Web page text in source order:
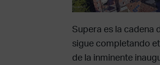
Supera es la cadena
sigue completando
de la inminente